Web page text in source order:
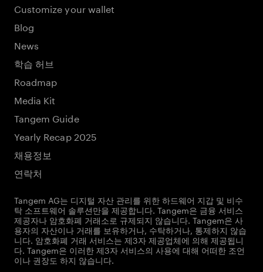
Customize your wallet
Blog
News
학습 허브
Roadmap
Media Kit
Tangem Guide
Yearly Recap 2025
채용정보
연락처
Tangem AG는 디지털 자산 관리를 위한 하드웨어 지갑 및 비수
탁 소프트웨어 솔루션만을 제공합니다. Tangem은 금융 서비스
제공자나 암호화폐 거래소로 규제되지 않습니다. Tangem은 사
용자의 자산이나 거래를 보유하거나, 수탁하거나, 통제하지 않습
니다. 암호화폐 거래 서비스는 제3자 제공업체에 의해 제공됩니
다. Tangem은 이러한 제3자 서비스의 사용에 대해 어떠한 조언
이나 권장도 하지 않습니다.